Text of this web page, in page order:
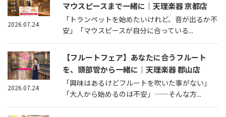
マウスピースまで一緒に｜天理楽器 京都店
「トランペットを始めたいけれど、音が出るか不
安」「マウスピースが自分に合っている...
2026.07.24
【フルートフェア】あなたに合うフルート
を、頭部管から一緒に｜天理楽器 郡山店
「興味はあるけどフルートを吹いた事がない」
「大人から始めるのは不安」——そんな方...
2026.07.24